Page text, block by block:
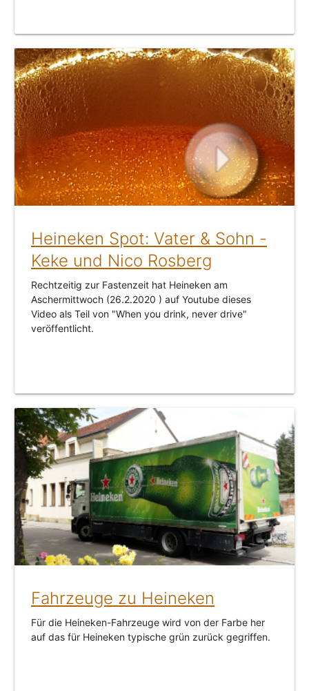
Heineken Spot: Vater & Sohn -
Keke und Nico Rosberg
Rechtzeitig zur Fastenzeit hat Heineken am
Aschermittwoch (26.2.2020 ) auf Youtube dieses
Video als Teil von "When you drink, never drive"
veröffentlicht.
Fahrzeuge zu Heineken
Für die Heineken-Fahrzeuge wird von der Farbe her
auf das für Heineken typische grün zurück gegriffen.